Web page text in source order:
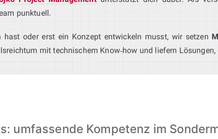
punktuell.
oder erst ein Konzept entwickeln musst, wir setzen
mit technischem Know‑how und liefern
umfassende Kompetenz im